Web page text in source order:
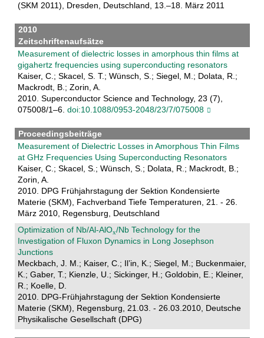
(SKM 2011), Dresden, Deutschland, 13.–18. März 2011
2010
Zeitschriftenaufsätze
Measurement of dielectric losses in amorphous thin films at
gigahertz frequencies using superconducting resonators
Kaiser, C.; Skacel, S. T.; Wünsch, S.; Siegel, M.; Dolata, R.;
Mackrodt, B.; Zorin, A.
2010. Superconductor Science and Technology, 23 (7),
075008/1–6. doi:10.1088/0953-2048/23/7/075008
Proceedingsbeiträge
Measurement of Dielectric Losses in Amorphous Thin Films
at GHz Frequencies Using Superconducting Resonators
Kaiser, C.; Skacel, S.; Wünsch, S.; Dolata, R.; Mackrodt, B.;
Zorin, A.
2010. DPG Frühjahrstagung der Sektion Kondensierte
Materie (SKM), Fachverband Tiefe Temperaturen, 21. - 26.
März 2010, Regensburg, Deutschland
Optimization of Nb/Al-AlO /Nb Technology for the
Investigation of Fluxon Dynamics in Long Josephson
Junctions
Meckbach, J. M.; Kaiser, C.; Il’in, K.; Siegel, M.; Buckenmaier,
K.; Gaber, T.; Kienzle, U.; Sickinger, H.; Goldobin, E.; Kleiner,
R.; Koelle, D.
2010. DPG-Frühjahrstagung der Sektion Kondensierte
Materie (SKM), Regensburg, 21.03. - 26.03.2010, Deutsche
Physikalische Gesellschaft (DPG)